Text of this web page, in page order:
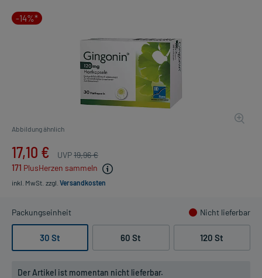
-14%*
Abbildung ähnlich
17,10 € UVP19,96 €
171 PlusHerzen sammeln
inkl. MwSt. zzgl. Versandkosten
Packungseinheit Nicht lieferbar
30 St 60 St 120 St
Der Artikel ist momentan nicht lieferbar.